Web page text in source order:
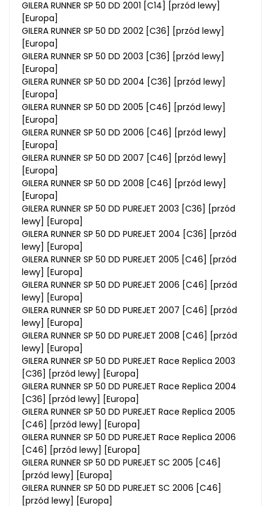
GILERA RUNNER SP 50 DD 2001 [C14] [przód lewy]
[Europa]
GILERA RUNNER SP 50 DD 2002 [C36] [przód lewy]
[Europa]
GILERA RUNNER SP 50 DD 2003 [C36] [przód lewy]
[Europa]
GILERA RUNNER SP 50 DD 2004 [C36] [przód lewy]
[Europa]
GILERA RUNNER SP 50 DD 2005 [C46] [przód lewy]
[Europa]
GILERA RUNNER SP 50 DD 2006 [C46] [przód lewy]
[Europa]
GILERA RUNNER SP 50 DD 2007 [C46] [przód lewy]
[Europa]
GILERA RUNNER SP 50 DD 2008 [C46] [przód lewy]
[Europa]
GILERA RUNNER SP 50 DD PUREJET 2003 [C36] [przód
lewy] [Europa]
GILERA RUNNER SP 50 DD PUREJET 2004 [C36] [przód
lewy] [Europa]
GILERA RUNNER SP 50 DD PUREJET 2005 [C46] [przód
lewy] [Europa]
GILERA RUNNER SP 50 DD PUREJET 2006 [C46] [przód
lewy] [Europa]
GILERA RUNNER SP 50 DD PUREJET 2007 [C46] [przód
lewy] [Europa]
GILERA RUNNER SP 50 DD PUREJET 2008 [C46] [przód
lewy] [Europa]
GILERA RUNNER SP 50 DD PUREJET Race Replica 2003
[C36] [przód lewy] [Europa]
GILERA RUNNER SP 50 DD PUREJET Race Replica 2004
[C36] [przód lewy] [Europa]
GILERA RUNNER SP 50 DD PUREJET Race Replica 2005
[C46] [przód lewy] [Europa]
GILERA RUNNER SP 50 DD PUREJET Race Replica 2006
[C46] [przód lewy] [Europa]
GILERA RUNNER SP 50 DD PUREJET SC 2005 [C46]
[przód lewy] [Europa]
GILERA RUNNER SP 50 DD PUREJET SC 2006 [C46]
[przód lewy] [Europa]